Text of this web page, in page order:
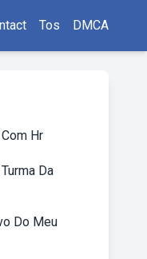
Tos DMCA
Hr
Da
Do Meu